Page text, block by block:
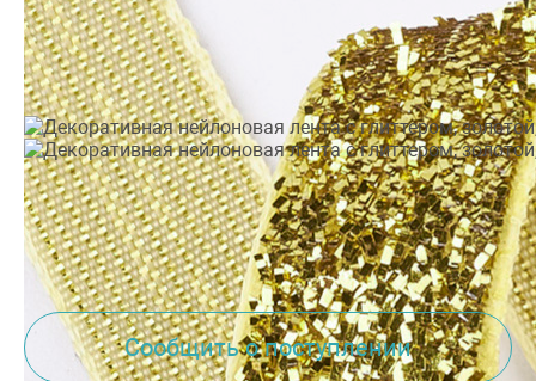
Производитель:Китай•Тематика: Универсальные•
Цвет: Золото
Сообщить о поступлении